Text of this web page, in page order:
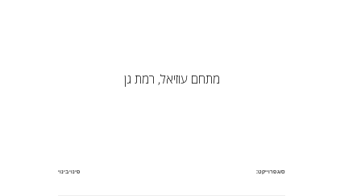
מתחם עוזיאל, רמת גן
פינוי בינוי סוג פרוייקט: